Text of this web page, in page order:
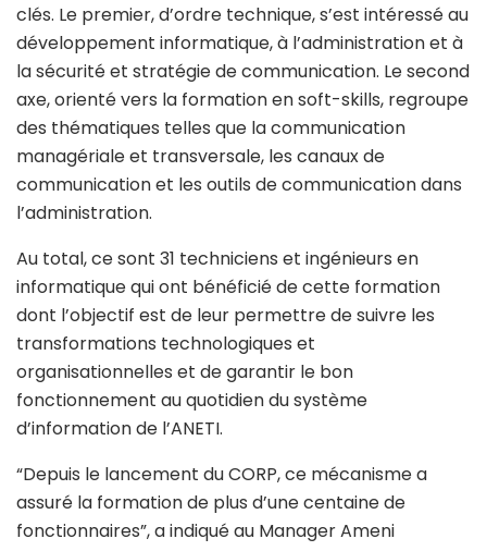
clés. Le premier, d’ordre technique, s’est intéressé au
développement informatique, à l’administration et à
la sécurité et stratégie de communication. Le second
axe, orienté vers la formation en soft-skills, regroupe
des thématiques telles que la communication
managériale et transversale, les canaux de
communication et les outils de communication dans
l’administration.
Au total, ce sont 31 techniciens et ingénieurs en
informatique qui ont bénéficié de cette formation
dont l’objectif est de leur permettre de suivre les
transformations technologiques et
organisationnelles et de garantir le bon
fonctionnement au quotidien du système
d’information de l’ANETI.
“Depuis le lancement du CORP, ce mécanisme a
assuré la formation de plus d’une centaine de
fonctionnaires”, a indiqué au Manager Ameni